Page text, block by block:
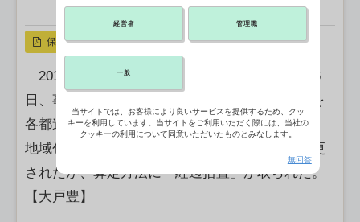
リンクをコピー X ポスト
保存
2018年度診療報酬改定に伴い、厚生労働省は6
日、事務連絡「疑義解釈資料（Q＆A）その2」を
各都道府県などにあてて出した。今回改定では、
地域包括ケア病棟などの在宅復帰率の要件が変更
されたが、算定方法に「経過措置」が取られた。
【大戸豊】
経営者 管理職
一般
当サイトでは、お客様により良いサービスを提供するため、クッ
キーを利用しています。当サイトをご利用いただく際には、当社の
クッキーの利用について同意いただいたものとみなします。
無回答